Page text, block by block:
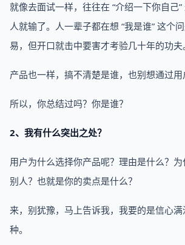
就像去面试一样，往往在 “介绍一下你自己
人就输了。人一辈子都在想 “我是谁” 这个
易，但开口就击中要害才考验几十年的功夫
产品也一样，搞不清楚是谁，也别想通过用
所以，你总结过吗？你是谁？
2、我有什么突出之处？
用户为什么选择你产品呢？理由是什么？
别人？也就是你的卖点是什么？
来，别犹豫，马上告诉我，我要的是信心
种。